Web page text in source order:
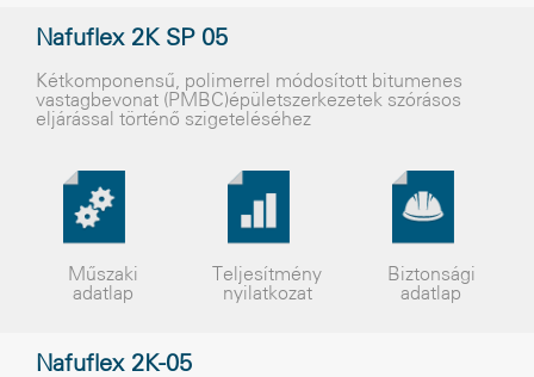
Nafuflex 2K SP 05
Kétkomponensû, polimerrel módosított bitumenes
vastagbevonat (PMBC)épületszerkezetek szórásos
eljárással történõ szigeteléséhez
Műszaki
adatlap
Teljesítmény
nyilatkozat
Biztonsági
adatlap
Nafuflex 2K-05